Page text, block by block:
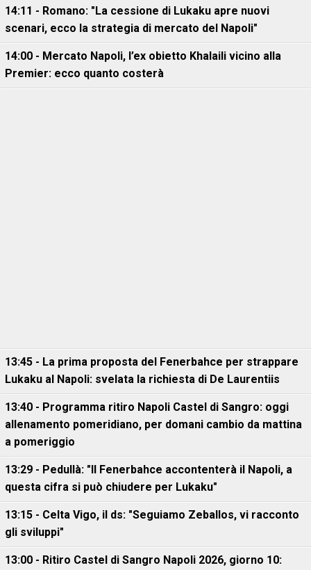
14:11 - Romano: "La cessione di Lukaku apre nuovi
scenari, ecco la strategia di mercato del Napoli"
14:00 - Mercato Napoli, l’ex obietto Khalaili vicino alla
Premier: ecco quanto costerà
13:45 - La prima proposta del Fenerbahce per strappare
Lukaku al Napoli: svelata la richiesta di De Laurentiis
13:40 - Programma ritiro Napoli Castel di Sangro: oggi
allenamento pomeridiano, per domani cambio da mattina
a pomeriggio
13:29 - Pedullà: "Il Fenerbahce accontenterà il Napoli, a
questa cifra si può chiudere per Lukaku"
13:15 - Celta Vigo, il ds: "Seguiamo Zeballos, vi racconto
gli sviluppi"
13:00 - Ritiro Castel di Sangro Napoli 2026, giorno 10: